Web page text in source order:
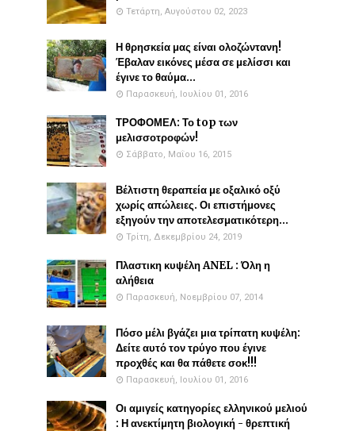
Τετάρτη, Αυγούστου 02, 2023
Η θρησκεία μας είναι ολοζώντανη!
Έβαλαν εικόνες μέσα σε μελίσσι και
έγινε το θαύμα...
Παρασκευή, Ιουλίου 01, 2016
ΤΡΟΦΟΜΕΛ: Το top των
μελισσοτροφών!
Σάββατο, Μαΐου 16, 2015
Βέλτιστη θεραπεία με οξαλικό οξύ
χωρίς απώλειες. Οι επιστήμονες
εξηγούν την αποτελεσματικότερη...
Τρίτη, Δεκεμβρίου 24, 2019
Πλαστικη κυψέλη ANEL : Όλη η
αλήθεια
Παρασκευή, Νοεμβρίου 07, 2014
Πόσο μέλι βγάζει μια τρίπατη κυψέλη:
Δείτε αυτό τον τρύγο που έγινε
προχθές και θα πάθετε σοκ!!!
Παρασκευή, Ιουλίου 01, 2016
Οι αμιγείς κατηγορίες ελληνικού μελιού
: Η ανεκτίμητη βιολογική - θρεπτική